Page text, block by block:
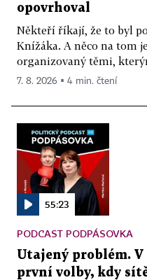
opovrhoval
Někteří říkají, že to byl
Knížáka. A něco na tom
organizovaný těmi,
7. 8. 2026 ▪ 4 min. čtení
55:23
PODCAST PODPÁSOVKA
Utajený problém. V
první volby, kdy